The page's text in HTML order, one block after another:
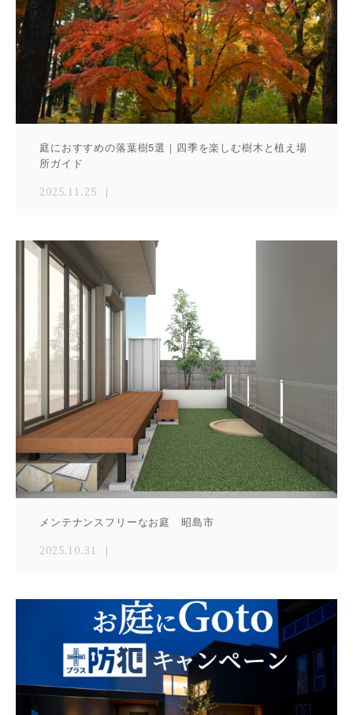
庭におすすめの落葉樹5選｜四季を楽しむ樹木と植え場
所ガイド
2025.11.25
メンテナンスフリーなお庭 昭島市
2025.10.31